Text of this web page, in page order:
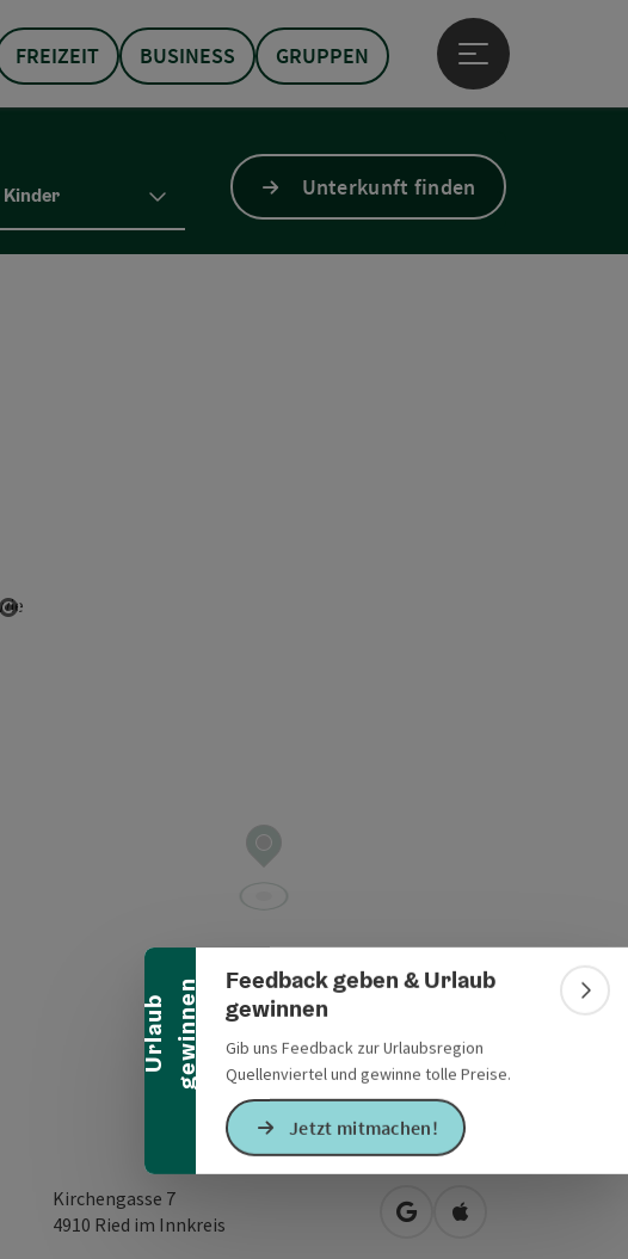
U
r
l
a
u
b
g
e
w
i
n
n
e n
Banner einklappen
Feedback geben & Urlaub
gewinnen
Gib uns Feedback zur Urlaubsregion
Quellenviertel und gewinne tolle Preise.
Jetzt mitmachen!
FREIZEIT BUSINESS GRUPPEN
Hauptmenü öffnen
Kinder Unterkunft finden
Kirchengasse 7
4910 Ried im Innkreis in Google Maps öffnen
in Apple Maps